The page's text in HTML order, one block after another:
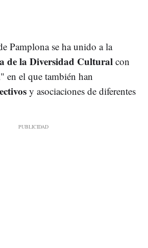
Pamplona se ha unido a la
de la Diversidad Cultural con
el que también han
y asociaciones de diferentes